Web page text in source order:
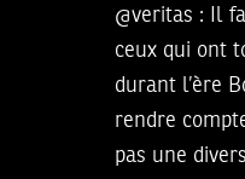
@veritas : Il
ceux qui ont
durant l’ère
rendre
pas une